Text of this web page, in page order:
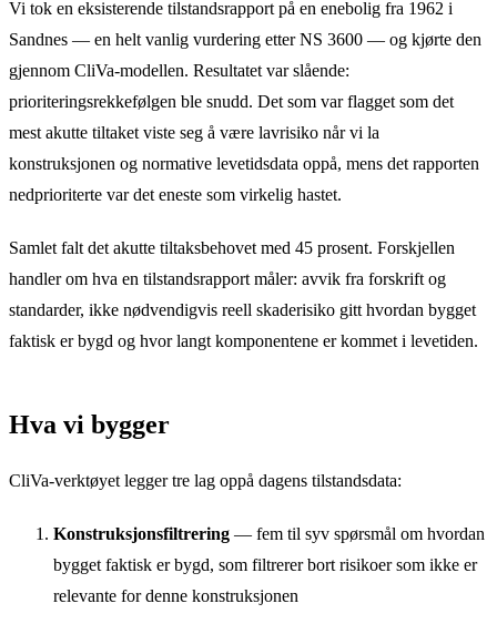
Vi tok en eksisterende tilstandsrapport på en enebolig fra 1962 i
Sandnes — en helt vanlig vurdering etter NS 3600 — og kjørte den
gjennom CliVa-modellen. Resultatet var slående:
prioriteringsrekkefølgen ble snudd. Det som var flagget som det
mest akutte tiltaket viste seg å være lavrisiko når vi la
konstruksjonen og normative levetidsdata oppå, mens det rapporten
nedprioriterte var det eneste som virkelig hastet.
Samlet falt det akutte tiltaksbehovet med 45 prosent. Forskjellen
handler om hva en tilstandsrapport måler: avvik fra forskrift og
standarder, ikke nødvendigvis reell skaderisiko gitt hvordan bygget
faktisk er bygd og hvor langt komponentene er kommet i levetiden.
Hva vi bygger
CliVa-verktøyet legger tre lag oppå dagens tilstandsdata:
Konstruksjonsfiltrering — fem til syv spørsmål om hvordan
bygget faktisk er bygd, som filtrerer bort risikoer som ikke er
relevante for denne konstruksjonen